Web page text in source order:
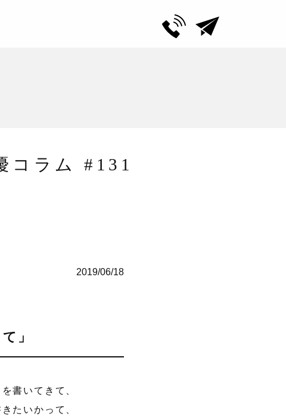
コラム #131
2019/06/18
」
書いてきて、
たいかって、